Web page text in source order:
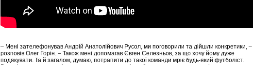
– Мені зателефонував Андрій Анатолійович Русол, ми поговорили та дійшли конкретики, –
розповів Олег Горін. – Також мені допомагав Євген Селезньов, за що хочу йому дуже
подякувати. Та й загалом, думаю, потрапити до такої команди мріє будь-який футболіст.